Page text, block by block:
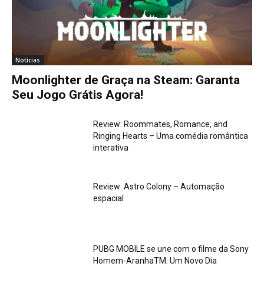
Notícias
Moonlighter de Graça na Steam: Garanta
Seu Jogo Grátis Agora!
Review: Roommates, Romance, and
Ringing Hearts – Uma comédia romântica
interativa
Review: Astro Colony – Automação
espacial
PUBG MOBILE se une com o filme da Sony
Homem-AranhaTM: Um Novo Dia